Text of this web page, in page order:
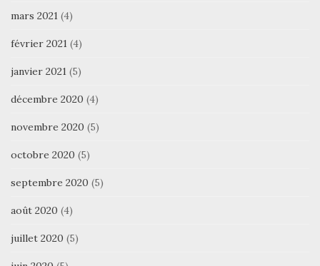
mars 2021 (4)
février 2021 (4)
janvier 2021 (5)
décembre 2020 (4)
novembre 2020 (5)
octobre 2020 (5)
septembre 2020 (5)
août 2020 (4)
juillet 2020 (5)